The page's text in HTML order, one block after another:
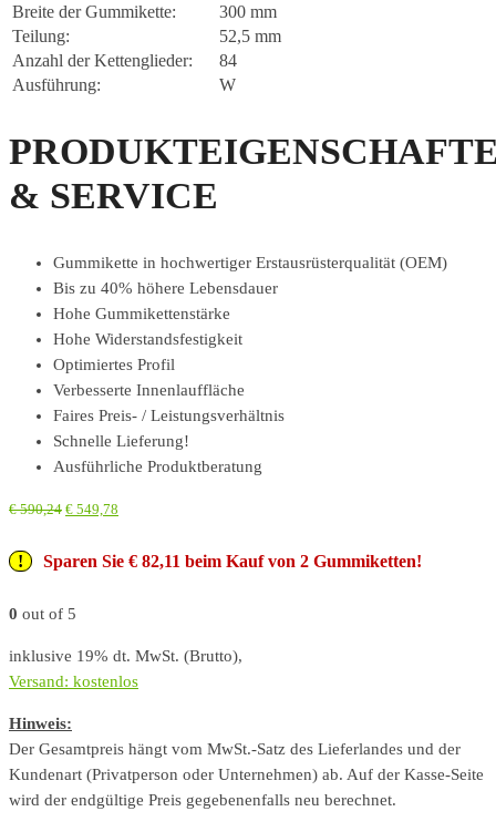
Breite der Gummikette:
300 mm
Teilung:
52,5 mm
Anzahl der Kettenglieder:
84
Ausführung:
W
& SERVICE
Gummikette in hochwertiger Erstausrüsterqualität (OEM)
Bis zu 40% höhere Lebensdauer
Hohe Gummikettenstärke
Hohe Widerstandsfestigkeit
Optimiertes Profil
Verbesserte Innenlauffläche
Faires Preis- / Leistungsverhältnis
Schnelle Lieferung!
Ausführliche Produktberatung
€590,24 € 549,78
Sparen Sie € 82,11 beim Kauf von 2 Gummiketten!
0 out of 5
inklusive 19% dt. MwSt. (Brutto),
Versand: kostenlos
Hinweis:
Der Gesamtpreis hängt vom MwSt.-Satz des Lieferlandes und der
Kundenart (Privatperson oder Unternehmen) ab. Auf der Kasse-Seite
wird der endgültige Preis gegebenenfalls neu berechnet.